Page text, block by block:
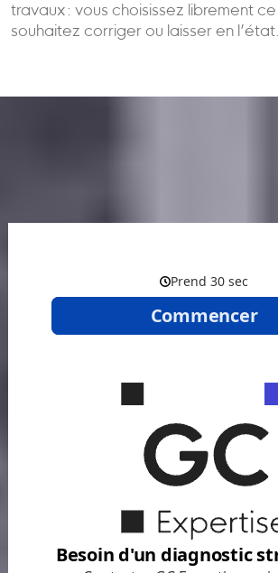
travaux : vous choisissez librement
souhaitez corriger ou laisser en l’état.